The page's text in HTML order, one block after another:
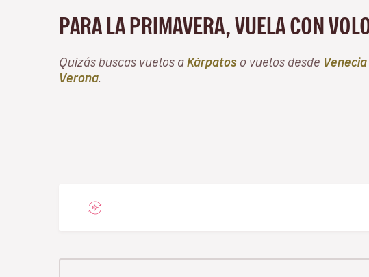
PARA LA PRIMAVERA, VUELA CON
Quizás buscas vuelos a Kárpatos o vuelos desde Venecia
Verona